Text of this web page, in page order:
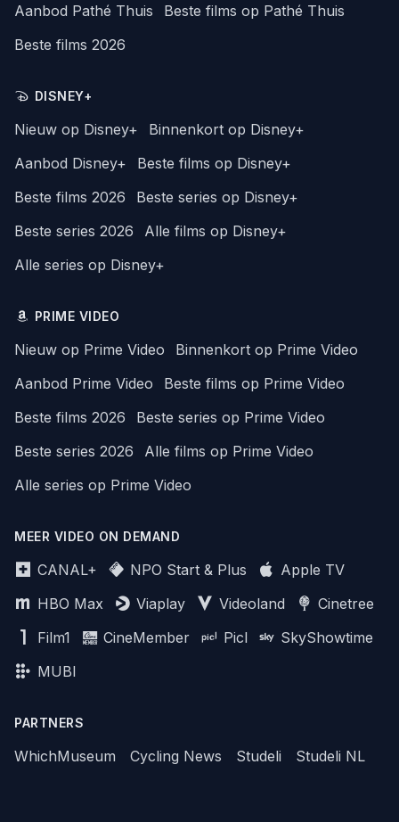
Aanbod Pathé Thuis
Beste films op Pathé Thuis
Beste films 2026
DISNEY+
Nieuw op Disney+
Binnenkort op Disney+
Aanbod Disney+
Beste films op Disney+
Beste films 2026
Beste series op Disney+
Beste series 2026
Alle films op Disney+
Alle series op Disney+
PRIME VIDEO
Nieuw op Prime Video
Binnenkort op Prime Video
Aanbod Prime Video
Beste films op Prime Video
Beste films 2026
Beste series op Prime Video
Beste series 2026
Alle films op Prime Video
Alle series op Prime Video
MEER VIDEO ON DEMAND
CANAL+ NPO Start & Plus
Apple TV
HBO Max
Viaplay Videoland
Cinetree
Film1
CineMember Picl
SkyShowtime
MUBI
PARTNERS
WhichMuseum Cycling News Studeli Studeli NL